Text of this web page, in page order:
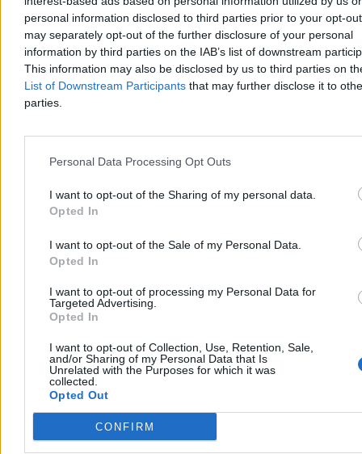
personal information disclosed to third parties prior to your opt-
may separately opt-out of the further disclosure of your personal
information by third parties on the IAB’s list of downstream
This information may also be disclosed by us to third parties on
List of Downstream Participants that may further disclose it to
parties.
Personal Data Processing Opt Outs
I want to opt-out of the Sharing of my personal data.
Opted In
I want to opt-out of the Sale of my Personal Data.
Opted In
I want to opt-out of processing my Personal Data for
Targeted Advertising.
Opted In
I want to opt-out of Collection, Use, Retention, Sale,
and/or Sharing of my Personal Data that Is
Unrelated with the Purposes for which it was
collected.
Opted Out
CONFIRM
miała być jednym z największych sekretów Związku Radzieckiego.
Do dziś jej rozmiary i historia robią ogromne wrażenie.
Bartosz Michalski
04.08.2026
Reklama
Nauka